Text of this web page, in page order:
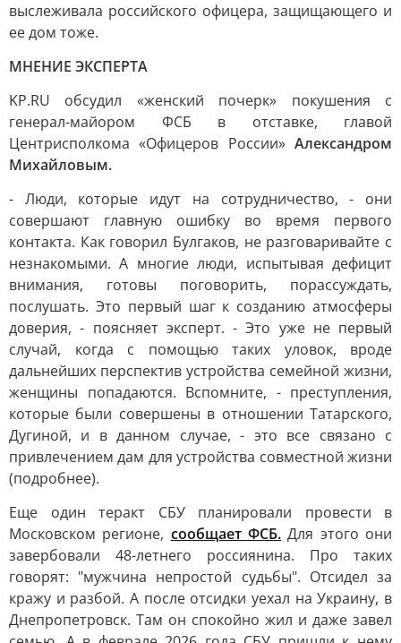
выслеживала российского офицера, защищающего и
ее дом тоже.
МНЕНИЕ ЭКСПЕРТА
KP.RU обсудил «женский почерк» покушения с
генерал-майором ФСБ в отставке, главой
Центрисполкома «Офицеров России» Александром
Михайловым.
- Люди, которые идут на сотрудничество, - они
совершают главную ошибку во время первого
контакта. Как говорил Булгаков, не разговаривайте с
незнакомыми. А многие люди, испытывая дефицит
внимания, готовы поговорить, порассуждать,
послушать. Это первый шаг к созданию атмосферы
доверия, - поясняет эксперт. - Это уже не первый
случай, когда с помощью таких уловок, вроде
дальнейших перспектив устройства семейной жизни,
женщины попадаются. Вспомните, - преступления,
которые были совершены в отношении Татарского,
Дугиной, и в данном случае, - это все связано с
привлечением дам для устройства совместной жизни
(подробнее).
Еще один теракт СБУ планировали провести в
Московском регионе, сообщает ФСБ. Для этого они
завербовали 48-летнего россиянина. Про таких
говорят: "мужчина непростой судьбы". Отсидел за
кражу и разбой. А после отсидки уехал на Украину, в
Днепропетровск. Там он спокойно жил и даже завел